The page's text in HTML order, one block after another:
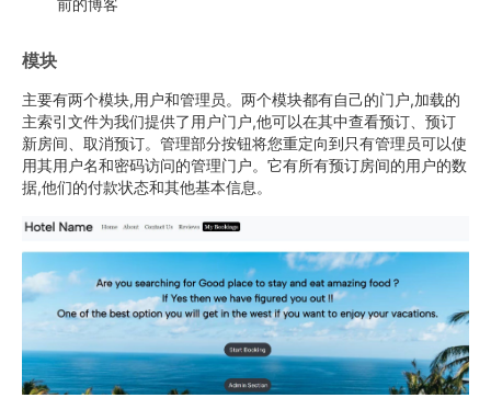
前的博客
模块
主要有两个模块,用户和管理员。两个模块都有自己的门户,加载的
主索引文件为我们提供了用户门户,他可以在其中查看预订、预订
新房间、取消预订。管理部分按钮将您重定向到只有管理员可以使
用其用户名和密码访问的管理门户。它有所有预订房间的用户的数
据,他们的付款状态和其他基本信息。